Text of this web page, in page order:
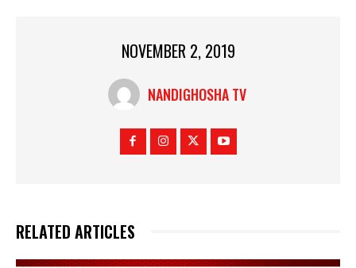
NOVEMBER 2, 2019
NANDIGHOSHA TV
RELATED ARTICLES